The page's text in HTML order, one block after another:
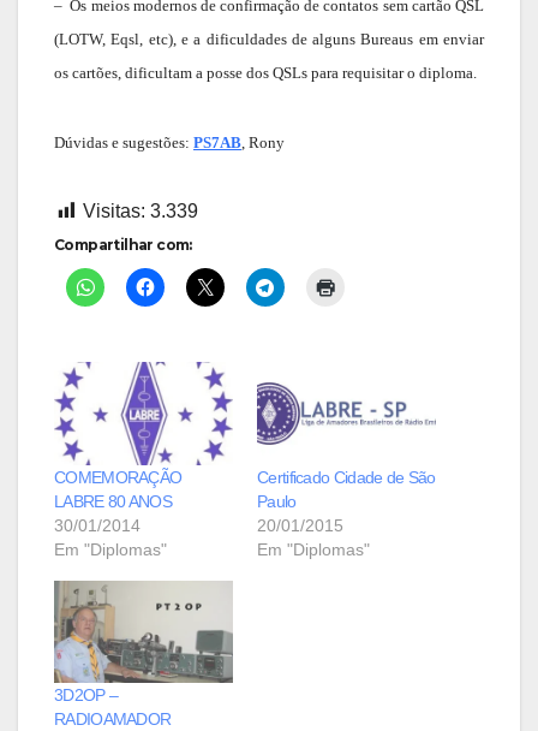
– Os meios modernos de confirmação de contatos sem cartão QSL
(LOTW, Eqsl, etc), e a dificuldades de alguns Bureaus em enviar
os cartões, dificultam a posse dos QSLs para requisitar o diploma.
Dúvidas e sugestões: PS7AB, Rony
Visitas: 3.339
Compartilhar com:
COMEMORAÇÃO
LABRE 80 ANOS
30/01/2014
Em "Diplomas"
Certificado Cidade de São
Paulo
20/01/2015
Em "Diplomas"
3D2OP –
RADIOAMADOR